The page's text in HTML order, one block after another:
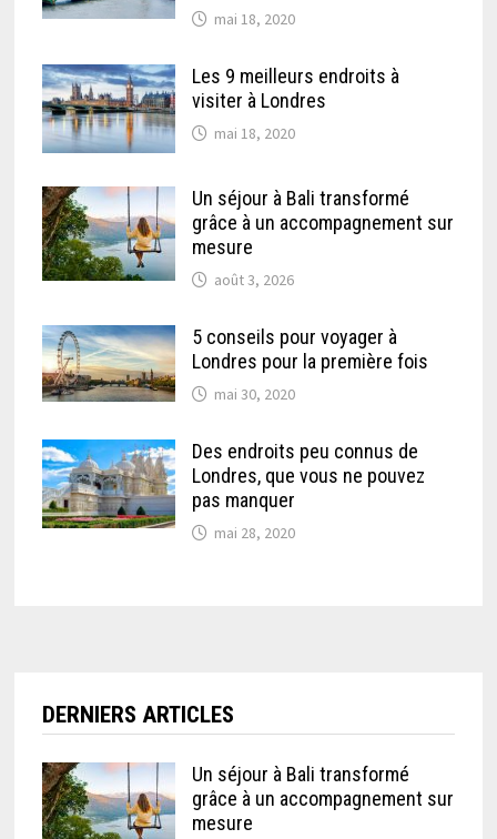
mai 18, 2020
Les 9 meilleurs endroits à
visiter à Londres
mai 18, 2020
Un séjour à Bali transformé
grâce à un accompagnement sur
mesure
août 3, 2026
5 conseils pour voyager à
Londres pour la première fois
mai 30, 2020
Des endroits peu connus de
Londres, que vous ne pouvez
pas manquer
mai 28, 2020
DERNIERS ARTICLES
Un séjour à Bali transformé
grâce à un accompagnement sur
mesure